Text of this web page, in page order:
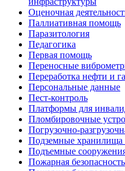
Оценочная
Паллиативная помощь
Паразитология
Педагогика
Первая помощь
Переносные
Переработка нефти и
Персональные данные
Пест-контроль
Платформы для
Пломбировочные
Погрузочно-
Подземные хранилища
Подъемные
Пожарная безопасность